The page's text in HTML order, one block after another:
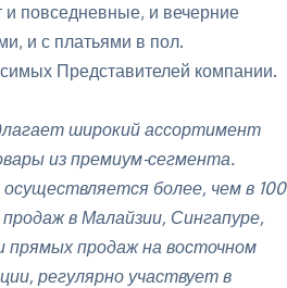
и повседневные, и вечерние
и с платьями в пол.
Представителей компании.
широкий ассортимент
из премиум-сегмента.
осуществляется более, чем в 100
в Малайзии, Сингапуре,
прямых продаж на восточном
регулярно участвует в